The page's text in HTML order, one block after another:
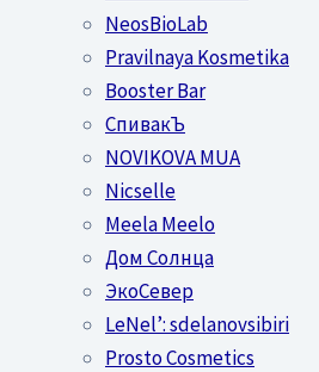
NeosBioLab
Pravilnaya Kosmetika
Booster Bar
СпивакЪ
NOVIKOVA MUA
Nicselle
Meela Meelo
Дом Солнца
ЭкоСевер
LeNel’: sdelanovsibiri
Prosto Cosmetics